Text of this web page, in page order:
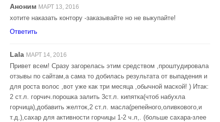
Аноним МАРТ 13, 2016
хотите наказать контору -заказывайте но не выкупайте!
Ответить
Lala МАРТ 14, 2016
Привет всем! Сразу загорелась этим средством ,проштудировала
отзывы по сайтам,а сама то добилась результата от выпадения и
для роста волос ,вот уже как три месяца ,обычной маской! ) Итак:
2 ст.л. горчич.порошка залить 3ст.л. кипятка(чтоб набухла
горчица),добавить желток,2 ст.л. масла(репейного,оливкового,и
т.д.),сахар для активности горчицы 1-2 ч.л,. (больше сахара-злее